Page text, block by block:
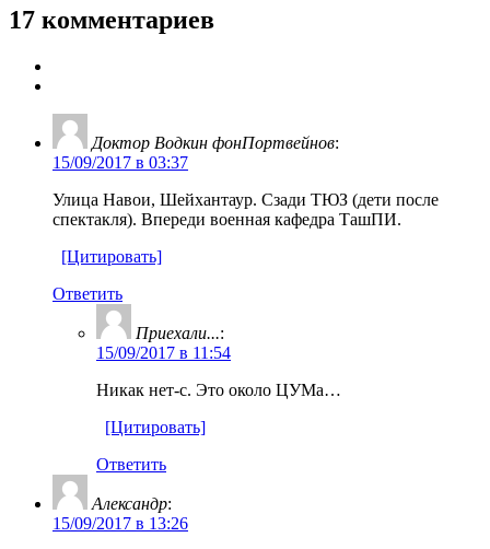
17 комментариев
Доктор Водкин фонПортвейнов:
15/09/2017 в 03:37
Улица Навои, Шейхантаур. Сзади ТЮЗ (дети после
спектакля). Впереди военная кафедра ТашПИ.
[Цитировать]
Ответить
Приехали...:
15/09/2017 в 11:54
Никак нет-с. Это около ЦУМа…
[Цитировать]
Ответить
Александр:
15/09/2017 в 13:26